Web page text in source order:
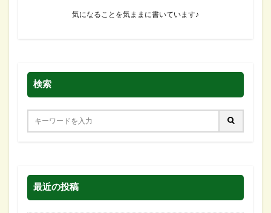
気になることを気ままに書いています♪
検索
最近の投稿